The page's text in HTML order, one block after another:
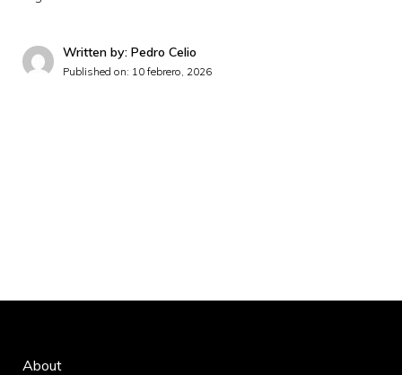
Written by: Pedro Celio
Published on: 10 febrero, 2026
About